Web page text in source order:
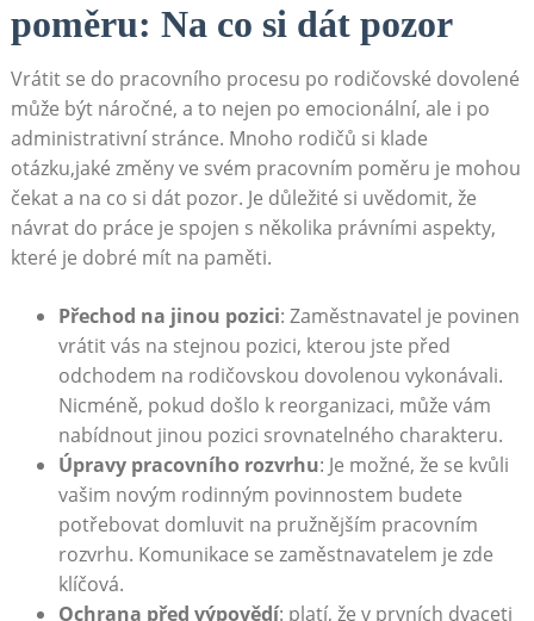
poměru: Na co si dát pozor
Vrátit se do pracovního procesu po rodičovské dovolené
⁤může být⁤ náročné,‌ a to ⁣nejen po emocionální, ale i po
administrativní stránce. Mnoho rodičů ⁢si klade
otázku,jaké změny ‍ve ⁢svém ⁣pracovním poměru je mohou
čekat a⁢ na ⁢co si⁤ dát pozor. ​Je důležité si uvědomit,⁤ že
návrat do práce je ⁤spojen ‍s několika ⁤právními aspekty,
které je dobré mít ​na paměti.
Přechod na jinou pozici:⁤ Zaměstnavatel je⁤ povinen
vrátit vás na‌ stejnou ⁢pozici, kterou ‍jste před
odchodem na rodičovskou dovolenou vykonávali.
Nicméně, pokud ‍došlo ​k reorganizaci, může vám
nabídnout jinou pozici srovnatelného charakteru.
Úpravy pracovního‍ rozvrhu: ​Je možné, že se kvůli
vašim novým‍ rodinným povinnostem budete
potřebovat domluvit na ⁣pružnějším pracovním
rozvrhu. Komunikace se zaměstnavatelem je zde
klíčová.
Ochrana⁤ před​ výpovědí: platí, že v prvních ‌dvaceti